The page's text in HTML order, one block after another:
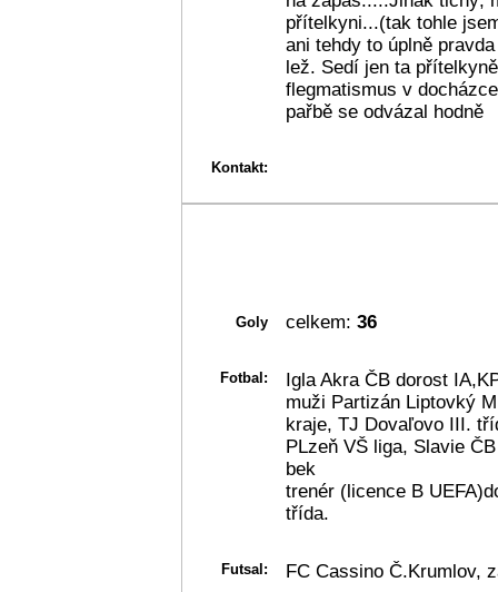
přítelkyni...(tak tohle
ani tehdy to úplně
lež. Sedí jen ta
flegmatismus v
pařbě se odvázal hodně
Kontakt:
Goly celkem: 36
Fotbal:
Igla Akra ČB dorost
muži Partizán Liptovký
kraje, TJ Dovaľovo III.
PLzeň VŠ liga, Slavie
bek
trenér (licence B
třída.
Futsal: FC Cassino Č.Krumlov,